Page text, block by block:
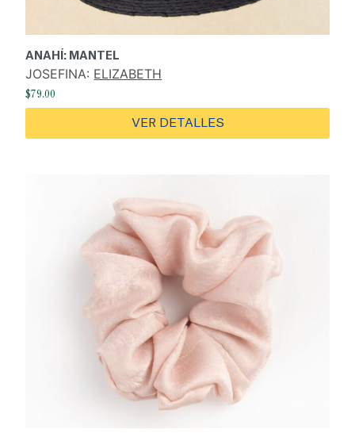
ANAHÍ: MANTEL
JOSEFINA: ELIZABETH
$79.00
VER DETALLES